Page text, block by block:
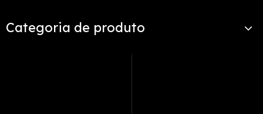
Categoria de produto